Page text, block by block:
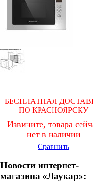
БЕСПЛАТНАЯ
ПО КРАСНОЯРСКУ
Извините, товара
нет в наличии
Сравнить
Новости интернет-
магазина «Лаукар»: